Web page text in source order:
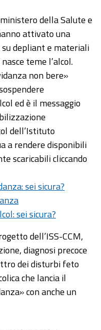
della Salute e
attivato una
su depliant e materiali
teme l’alcol.
non bere»
ed è il messaggio
dell’Istituto
a rendere disponibili
scaricabili cliccando
sei sicura?
sei sicura?
dell’ISS-CCM,
diagnosi precoce
dei disturbi feto
che lancia il
con anche un